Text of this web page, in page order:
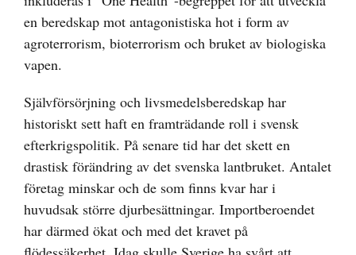
en beredskap mot antagonistiska hot i form av
agroterrorism, bioterrorism och bruket av biologiska
vapen.
Självförsörjning och livsmedelsberedskap har
historiskt sett haft en framträdande roll i svensk
efterkrigspolitik. På senare tid har det skett en
drastisk förändring av det svenska lantbruket. Antalet
företag minskar och de som finns kvar har i
huvudsak större djurbesättningar. Importberoendet
har därmed ökat och med det kravet på